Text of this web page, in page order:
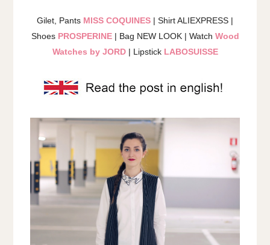
Gilet, Pants MISS COQUINES | Shirt ALIEXPRESS |
Shoes PROSPERINE| Bag NEW LOOK | Watch Wood
Watches by JORD | Lipstick LABOSUISSE